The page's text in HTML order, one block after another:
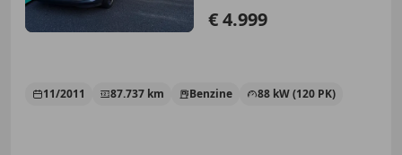
€ 4.999
11/2011 87.737 km Benzine 88 kW (120 PK)